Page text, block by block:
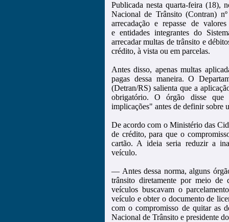
Publicada nesta quarta-feira (18),
Nacional de Trânsito (Contran)
arrecadação e repasse de
e entidades integrantes do
arrecadar multas de trânsito e
crédito, à vista ou em parcelas.
Antes disso, apenas multas
pagas dessa maneira. O
(Detran/RS) salienta que a
obrigatório. O órgão disse que
implicações" antes de definir sobre
De acordo com o Ministério das
de crédito, para que o
cartão. A ideia seria reduzir a
veículo.
— Antes dessa norma, alguns
trânsito diretamente por meio de
veículos buscavam o
veículo e obter o documento de
com o compromisso de quitar as
Nacional de Trânsito e presidente